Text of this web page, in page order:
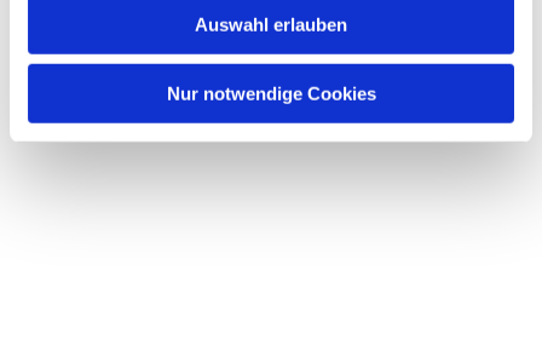
Auswahl erlauben
Nur notwendige Cookies